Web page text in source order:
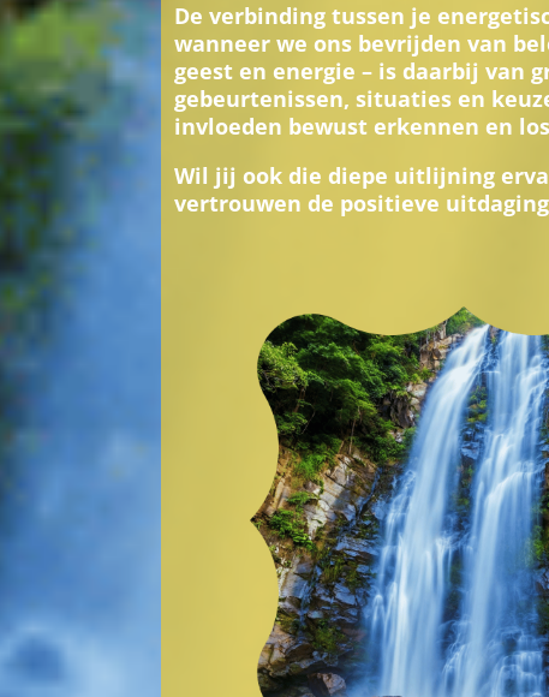
De verbinding tussen je
wanneer we ons bevrijden van
geest en energie – is daarbij van
gebeurtenissen, situaties en
invloeden bewust erkennen en
Wil jij ook die diepe uitlijning
vertrouwen de positieve